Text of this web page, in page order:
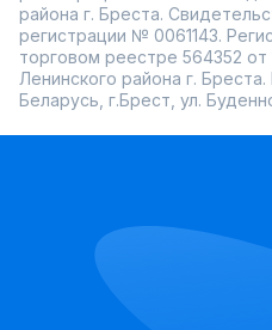
создать стильный образ,
останется в памяти!
района г. Бреста.
регистрации № 0061143.
торговом реестре 564352
Ленинского района г.
Беларусь, г.Брест, ул.